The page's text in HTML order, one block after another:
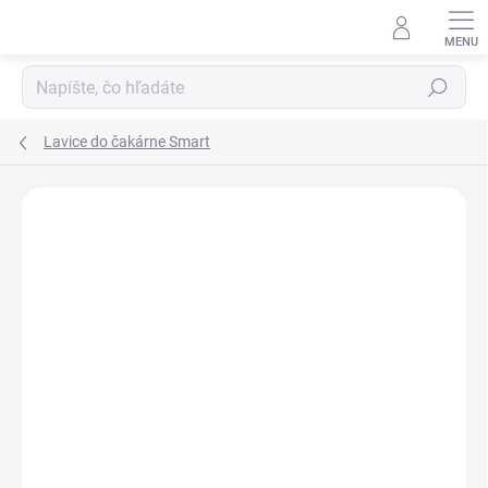
Hľadať
Lavice do čakárne Smart